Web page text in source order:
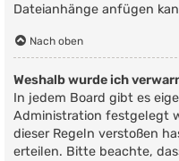
Dateianhänge anfügen
Nach oben
Weshalb wurde ich
In jedem Board gibt es
Administration festgelegt
dieser Regeln verstoßen
erteilen. Bitte beachte,